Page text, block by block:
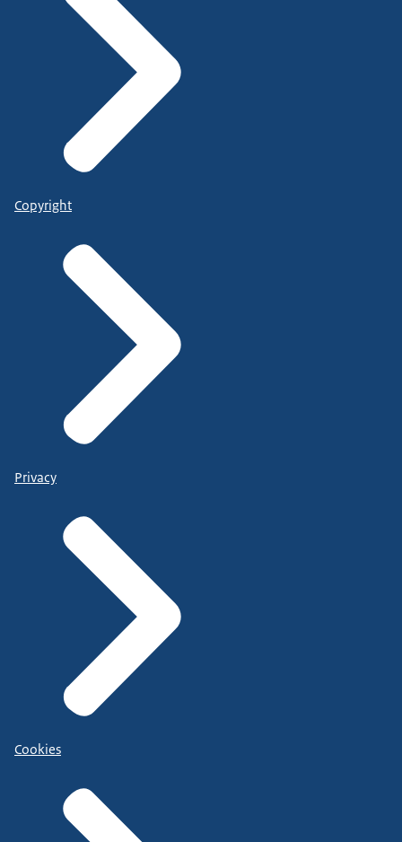
Copyright
Privacy
Cookies